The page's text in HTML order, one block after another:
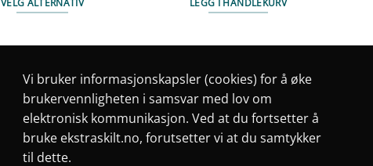
VELG ALTERNATIV
flere
varianter.
Alternativene
kan
LEGG I HANDLEKURV
Vi bruker informasjonskapsler (cookies) for å øke
brukervennligheten i samsvar med lov om
elektronisk kommunikasjon. Ved at du fortsetter å
bruke ekstraskilt.no, forutsetter vi at du samtykker
til dette.